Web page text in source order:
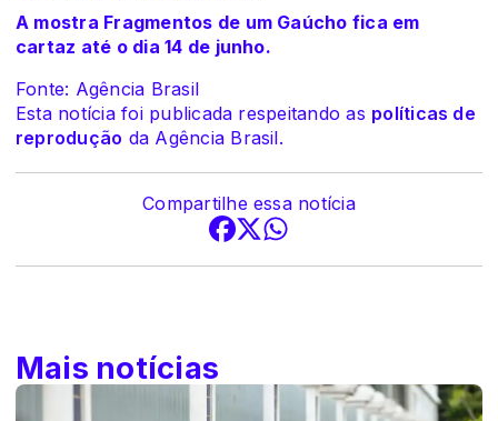
A mostra Fragmentos de um Gaúcho fica em
cartaz até o dia 14 de junho.
Fonte: Agência Brasil
Esta notícia foi publicada respeitando as políticas de
reprodução da Agência Brasil.
Compartilhe essa notícia
Mais notícias